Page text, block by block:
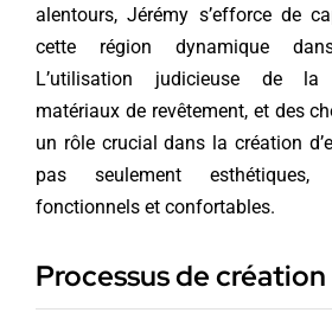
alentours, Jérémy s’efforce de
cette région dynamique
L’utilisation judicieuse de la
matériaux de revêtement, et des
un rôle crucial dans la création
pas seulement esthétiques,
fonctionnels et confortables.
Processus de création